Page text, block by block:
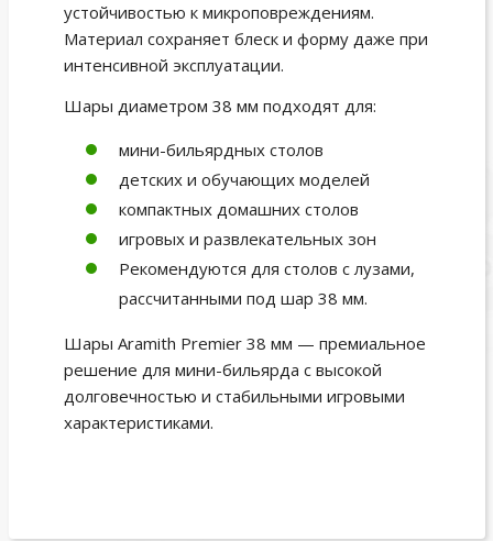
устойчивостью к микроповреждениям.
Материал сохраняет блеск и форму даже при
интенсивной эксплуатации.
Шары диаметром 38 мм подходят для:
мини-бильярдных столов
детских и обучающих моделей
компактных домашних столов
игровых и развлекательных зон
Рекомендуются для столов с лузами,
рассчитанными под шар 38 мм.
Шары Aramith Premier 38 мм — премиальное
решение для мини-бильярда с высокой
долговечностью и стабильными игровыми
характеристиками.